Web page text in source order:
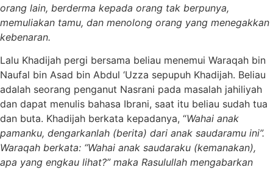
orang lain, berderma kepada orang tak berpunya,
memuliakan tamu, dan menolong orang yang menegakkan
kebenaran.
Lalu Khadijah pergi bersama beliau menemui Waraqah bin
Naufal bin Asad bin Abdul ‘Uzza sepupuh Khadijah. Beliau
adalah seorang penganut Nasrani pada masalah jahiliyah
dan dapat menulis bahasa Ibrani, saat itu beliau sudah tua
dan buta. Khadijah berkata kepadanya, “Wahai anak
pamanku, dengarkanlah (berita) dari anak saudaramu ini”.
Waraqah berkata: “Wahai anak saudaraku (kemanakan),
apa yang engkau lihat?” maka Rasulullah mengabarkan